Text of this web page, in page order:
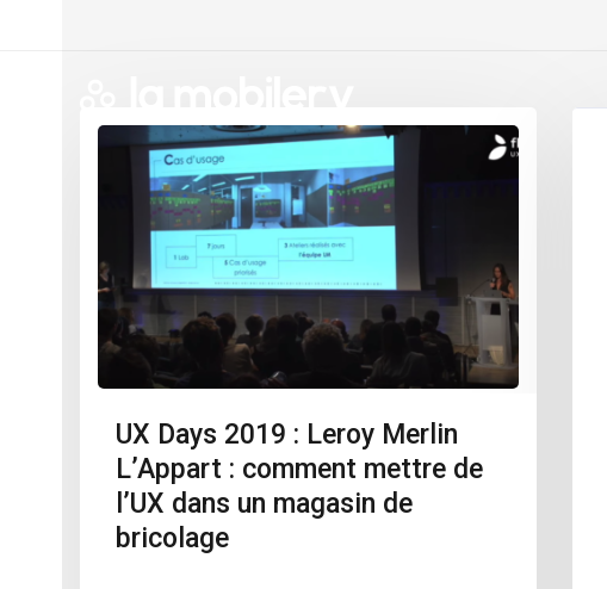
UX Days 2019 : Leroy Merlin
L’Appart : comment mettre de
l’UX dans un magasin de
bricolage